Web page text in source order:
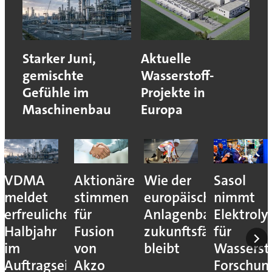
Starker Juni,
gemischte
Gefühle im
Maschinenbau
Aktuelle
Wasserstoff-
Projekte in
Europa
VDMA
meldet
erfreuliches
Halbjahr
im
Auftragseingang
Aktionäre
stimmen
für
Fusion
von
Akzo
Wie der
europäische
Anlagenbau
zukunftsfähig
bleibt
Sasol
nimmt
für